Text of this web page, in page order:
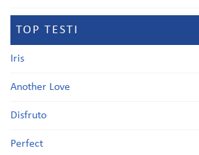
TOP TESTI
Iris
Another Love
Disfruto
Perfect